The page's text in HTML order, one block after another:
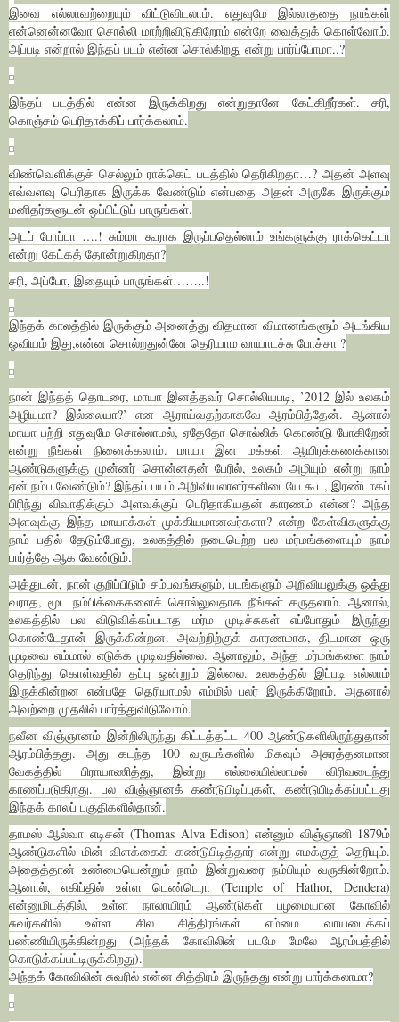
இவை எல்லாவற்றையும் விட்டுவிடலாம். எதுவுமே இல்லாததை நாங்கள்
என்னென்னவோ சொல்லி மாற்றிவிடுகிறோம் என்றே வைத்துக் கொள்வோம்.
அப்படி என்றால் இந்தப் படம் என்ன சொல்கிறது என்று பார்ப்போமா..?
இந்தப் படத்தில் என்ன இருக்கிறது என்றுதானே கேட்கிறீர்கள். சரி,
கொஞ்சம் பெரிதாக்கிப் பார்க்கலாம்.
விண்வெளிக்குச் செல்லும் ராக்கெட் படத்தில் தெரிகிறதா…? அதன் அளவு
எவ்வளவு பெரிதாக இருக்க வேண்டும் என்பதை அதன் அருகே இருக்கும்
மனிதர்களுடன் ஒப்பிட்டுப் பாருங்கள்.
அடப் போப்பா ….! சும்மா கூராக இருப்பதெல்லாம் உங்களுக்கு ராக்கெட்டா
என்று கேட்கத் தோன்றுகிறதா?
சரி, அப்போ, இதையும் பாருங்கள்……..!
இந்தக் காலத்தில் இருக்கும் அனைத்து விதமான விமானங்களும் அடங்கிய
ஓவியம் இது,என்ன சொல்றதுன்னே தெரியாம வாயாடச்சு போச்சா ?
நான் இந்தத் தொடரை, மாயா இனத்தவர் சொல்லியபடி, ’2012 இல் உலகம்
அழியுமா? இல்லையா?’ என ஆராய்வதற்காகவே ஆரம்பித்தேன். ஆனால்
மாயா பற்றி எதுவுமே சொல்லாமல், ஏதேதோ சொல்லிக் கொண்டு போகிறேன்
என்று நீங்கள் நினைக்கலாம். மாயா இன மக்கள் ஆயிரக்கணக்கான
ஆண்டுகளுக்கு முன்னர் சொன்னதன் பேரில், உலகம் அழியும் என்று நாம்
ஏன் நம்ப வேண்டும்? இந்தப் பயம் அறிவியலாளர்களிடையே கூட, இரண்டாகப்
பிரிந்து விவாதிக்கும் அளவுக்குப் பெரிதாகியதன் காரணம் என்ன? அந்த
அளவுக்கு இந்த மாயாக்கள் முக்கியமானவர்களா? என்ற கேள்விகளுக்கு
நாம் பதில் தேடும்போது, உலகத்தில் நடைபெற்ற பல மர்மங்களையும் நாம்
பார்த்தே ஆக வேண்டும்.
அத்துடன், நான் குறிப்பிடும் சம்பவங்களும், படங்களும் அறிவியலுக்கு ஒத்து
வராத, மூட நம்பிக்கைகளைச் சொல்லுவதாக நீங்கள் கருதலாம். ஆனால்,
உலகத்தில் பல விடுவிக்கப்படாத மர்ம முடிச்சுகள் எப்போதும் இருந்து
கொண்டேதான் இருக்கின்றன. அவற்றிற்குக் காரணமாக, திடமான ஒரு
முடிவை எம்மால் எடுக்க முடிவதில்லை. ஆனாலும், அந்த மர்மங்களை நாம்
தெரிந்து கொள்வதில் தப்பு ஒன்றும் இல்லை. உலகத்தில் இப்படி எல்லாம்
இருக்கின்றன என்பதே தெரியாமல் எம்மில் பலர் இருக்கிறோம். அதனால்
அவற்றை முதலில் பார்த்துவிடுவோம்.
நவீன விஞ்ஞானம் இன்றிலிருந்து கிட்டத்தட்ட 400 ஆண்டுகளிலிருந்துதான்
ஆரம்பித்தது. அது கடந்த 100 வருடங்களில் மிகவும் அசுரத்தனமான
வேகத்தில் பிராயாணித்து, இன்று எல்லையில்லாமல் விரிவடைந்து
காணப்படுகிறது. பல விஞ்ஞானக் கண்டுபிடிப்புகள், கண்டுபிடிக்கப்பட்டது
இந்தக் காலப் பகுதிகளில்தான்.
தாமஸ் ஆல்வா எடிசன் (Thomas Alva Edison) என்னும் விஞ்ஞானி 1879ம்
ஆண்டுகளில் மின் விளக்கைக் கண்டுபிடித்தார் என்று எமக்குத் தெரியும்.
அதைத்தான் உண்மையென்றும் நாம் இன்றுவரை நம்பியும் வருகின்றோம்.
ஆனால், எகிப்தில் உள்ள டெண்டெரா (Temple of Hathor, Dendera)
என்னுமிடத்தில், உள்ள நாலாயிரம் ஆண்டுகள் பழமையான கோவில்
சுவர்களில் உள்ள சில சித்திரங்கள் எம்மை வாயடைக்கப்
பண்ணியிருக்கின்றது (அந்தக் கோவிலின் படமே மேலே ஆரம்பத்தில்
கொடுக்கப்பட்டிருக்கிறது).
அந்தக் கோவிலின் சுவரில் என்ன சித்திரம் இருந்தது என்று பார்க்கலாமா?